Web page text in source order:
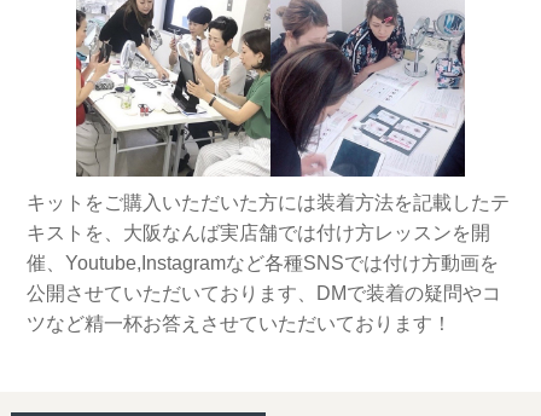
キットをご購入いただいた方には装着方法を記載したテ
キストを、大阪なんば実店舗では付け方レッスンを開
催、Youtube,Instagramなど各種SNSでは付け方動画を
公開させていただいております、DMで装着の疑問やコ
ツなど精一杯お答えさせていただいております！